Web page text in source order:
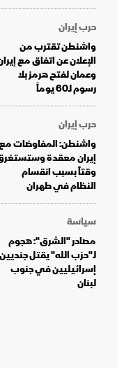
حرب إيران
واشنطن تقترب من
الإعلان عن اتفاق مع
وعمان لفتح هرمز بلا
رسوم لـ60 يوماً
حرب إيران
واشنطن: المفاوضات
إيران معقدة
وقتاً بسبب انقسام
النظام في طهران
سياسة
مصادر "الشرق": هجوم
لـ"حزب الله" يقتل جنديين
إسرائيليين في جنوب
لبنان